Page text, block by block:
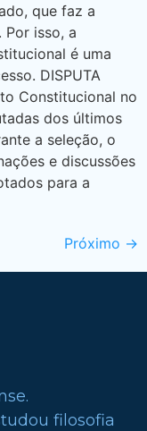
que faz a
isso, a
é uma
DISPUTA
Constitucional no
dos últimos
a seleção, o
e discussões
para a
Próximo →
filosofia